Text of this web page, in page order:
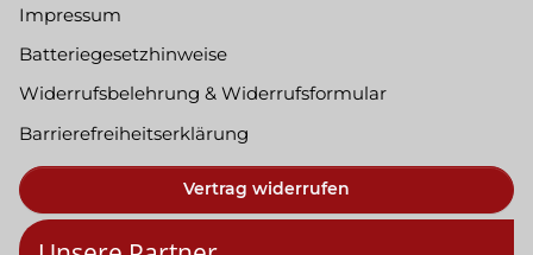
Impressum
Batteriegesetzhinweise
Widerrufsbelehrung & Widerrufsformular
Barrierefreiheitserklärung
Vertrag widerrufen